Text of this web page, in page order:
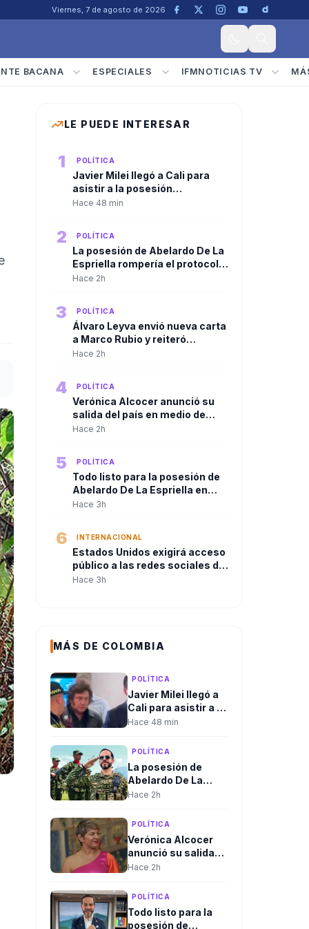
Viernes, 7 de agosto de 2026
BACANA ESPECIALES IFMNOTICIAS TV
LE PUEDE INTERESAR
1 POLÍTICA
Javier Milei llegó a Cali para
asistir a la posesión
presidencial de Abelardo De La
Hace 48 min
2 POLÍTICA
La posesión de Abelardo De La
Espriella rompería el protocolo
tradicional. El discurso
Congreso.
Hace 2h
3 POLÍTICA
Álvaro Leyva envió nueva carta
a Marco Rubio y reiteró
denuncias contra Gustavo
Hace 2h
4 POLÍTICA
Verónica Alcocer anunció su
salida del país en medio de
investigaciones preliminares,
¿también se irá Petro?
Hace 2h
5 POLÍTICA
Todo listo para la posesión de
Abelardo De La Espriella en
Cali
Hace 3h
6 INTERNACIONAL
Estados Unidos exigirá acceso
público a las redes sociales de
quienes soliciten visa
Hace 3h
MÁS DE COLOMBIA
POLÍTICA
Javier Milei llegó a
Cali para asistir a la
posesión
Abelardo De La
Hace 48 min
POLÍTICA
La posesión de
Abelardo De La
Espriella rompería
tradicional. El
discurso
presidencial sería
ante las Fuerzas
Militares, no ante el
Hace 2h
POLÍTICA
Verónica Alcocer
anunció su salida
del país en medio de
preliminares, a un
día del cambio de
gobierno. La
Hace 2h
POLÍTICA
Todo listo para la
posesión de